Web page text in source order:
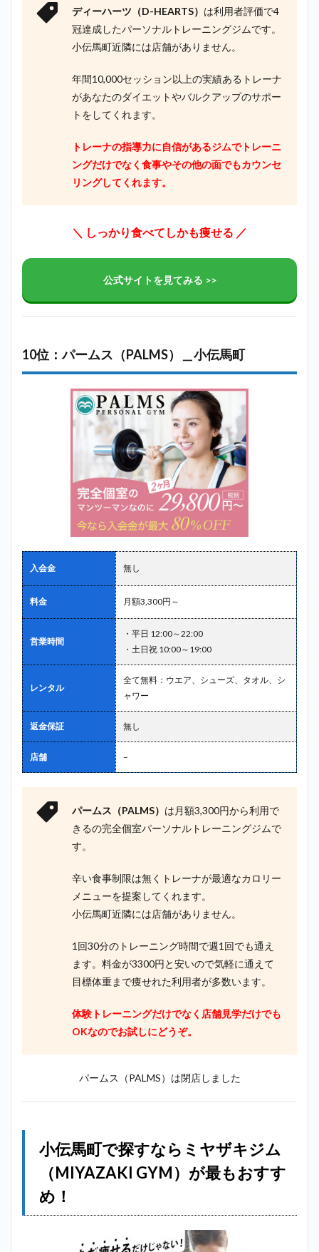
ディーハーツ（D-HEARTS） は利用者評価で4
冠達成したパーソナルトレーニングジムです。
小伝馬町近隣には店舗がありません。
年間10,000セッション以上の実績あるトレーナ
があなたのダイエットやバルクアップのサポー
トをしてくれます。
トレーナの指導力に自信があるジムでトレーニ
ングだけでなく食事やその他の面でもカウンセ
リングしてくれます。
＼ しっかり食べてしかも痩せる ／
公式サイトを見てみる >>
10位：パームス（PALMS）＿小伝馬町
入会金 無し
料金 月額3,300円～
営業時間
・平日 12:00～22:00
・土日祝 10:00～19:00
レンタル
全て無料：ウエア、シューズ、タオル、シ
ャワー
返金保証 無し
店舗 –
パームス（PALMS） は月額3,300円から利用で
きるの完全個室パーソナルトレーニングジムで
す。
辛い食事制限は無くトレーナが最適なカロリー
メニューを提案してくれます。
小伝馬町近隣には店舗がありません。
1回30分のトレーニング時間で週1回でも通え
ます。料金が3300円と安いので気軽に通えて
目標体重まで痩せれた利用者が多数います。
体験トレーニングだけでなく店舗見学だけでも
OKなのでお試しにどうぞ。
パームス（PALMS）は閉店しました
小伝馬町で探すならミヤザキジム
（MIYAZAKI GYM）が最もおすす
め！